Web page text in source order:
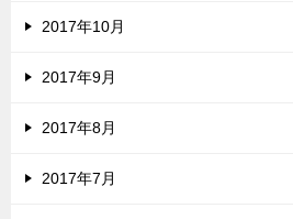
2017年10月
2017年9月
2017年8月
2017年7月